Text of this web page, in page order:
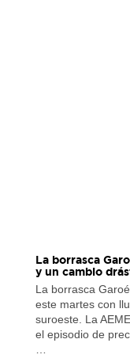
La borrasca
y un cambio
La borrasca
este martes con
suroeste. La
el episodio de